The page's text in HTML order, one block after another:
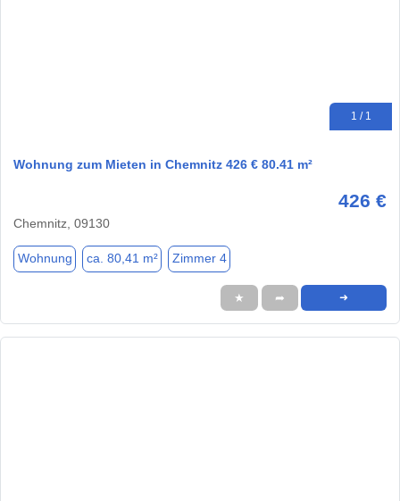
1 / 1
Wohnung zum Mieten in Chemnitz 426 € 80.41 m²
426 €
Chemnitz, 09130
Wohnung ca. 80,41 m² Zimmer 4
★ ➦ ➜